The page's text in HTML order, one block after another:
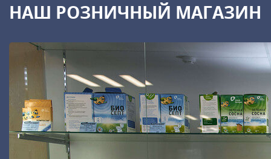
НАШ РОЗНИЧНЫЙ МАГАЗИН